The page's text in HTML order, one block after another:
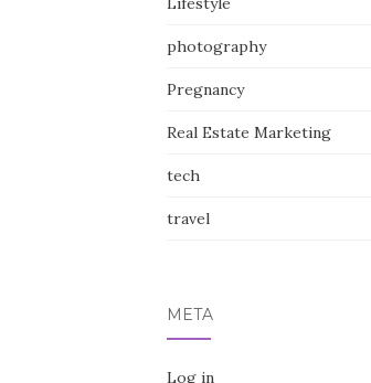
photography
Pregnancy
Real Estate Marketing
tech
travel
META
Log in